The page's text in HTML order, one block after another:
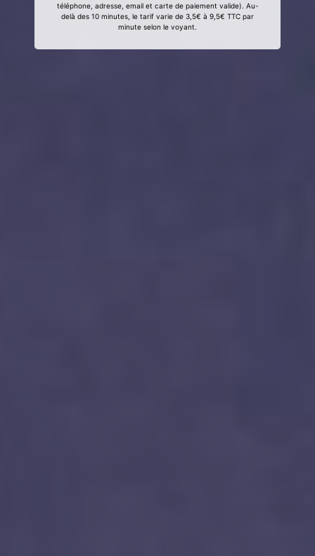
téléphone, adresse, email et carte de paiement valide). Au-
delà des 10 minutes, le tarif varie de 3,5€ à 9,5€ TTC par
minute selon le voyant.